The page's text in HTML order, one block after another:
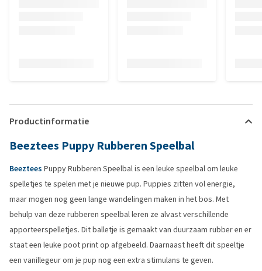
Productinformatie
Beeztees Puppy Rubberen Speelbal
Beeztees Puppy Rubberen Speelbal is een leuke speelbal om leuke
spelletjes te spelen met je nieuwe pup. Puppies zitten vol energie,
maar mogen nog geen lange wandelingen maken in het bos. Met
behulp van deze rubberen speelbal leren ze alvast verschillende
apporteerspelletjes. Dit balletje is gemaakt van duurzaam rubber en er
staat een leuke poot print op afgebeeld. Daarnaast heeft dit speeltje
een vanillegeur om je pup nog een extra stimulans te geven.